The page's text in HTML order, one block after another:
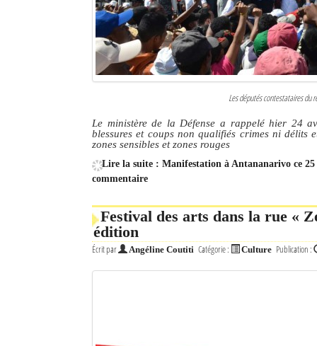
Les députés contestataires du
Le ministère de la Défense a rappelé hier 24
blessures et coups non qualifiés crimes ni délits
zones sensibles et zones rouges
Lire la suite : Manifestation à Antananarivo ce
commentaire
Festival des arts dans la rue «
édition
Écrit par Angéline Coutiti Catégorie : Culture Publication :